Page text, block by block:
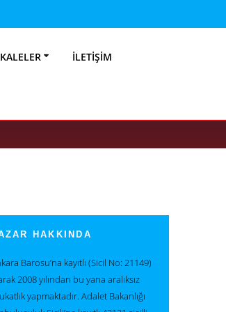
İLETIŞIM
Feshi
HAKKINDA
Barosu’na kayıtlı (Sicil No: 21149)
2008 yılından bu yana aralıksız
yapmaktadır. Adalet Bakanlığı